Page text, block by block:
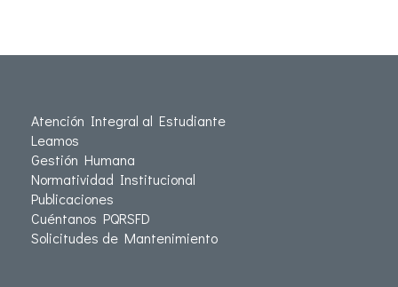
Atención Integral al Estudiante
Leamos
Gestión Humana
Normatividad Institucional
Publicaciones
Cuéntanos PQRSFD
Solicitudes de Mantenimiento